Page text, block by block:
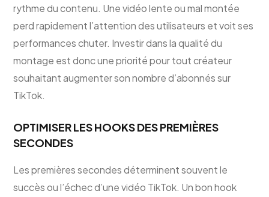
rythme du contenu. Une vidéo lente ou mal montée
perd rapidement l’attention des utilisateurs et voit ses
performances chuter. Investir dans la qualité du
montage est donc une priorité pour tout créateur
souhaitant augmenter son nombre d’abonnés sur
TikTok.
OPTIMISER LES HOOKS DES PREMIÈRES
SECONDES
Les premières secondes déterminent souvent le
succès ou l’échec d’une vidéo TikTok. Un bon hook